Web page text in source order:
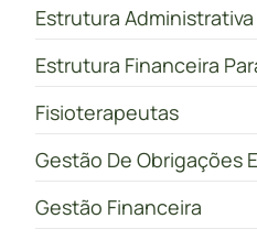
Estrutura
Estrutura Financeira
Fisioterapeutas
Gestão De Obrigações
Gestão Financeira